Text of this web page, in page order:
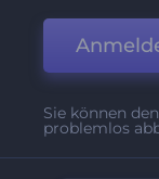
Sie können
problemlos